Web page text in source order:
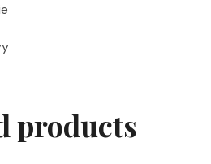
products